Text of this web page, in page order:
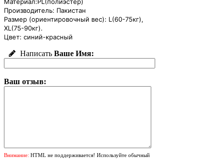
Материал:PL(полиэстер)
Производитель: Пакистан
Размер (ориентировочный вес): L(60-75кг),
XL(75-90кг).
Цвет: синий-красный
Написать Ваше Имя:
Ваш отзыв:
Внимание: HTML не поддерживается! Используйте обычный